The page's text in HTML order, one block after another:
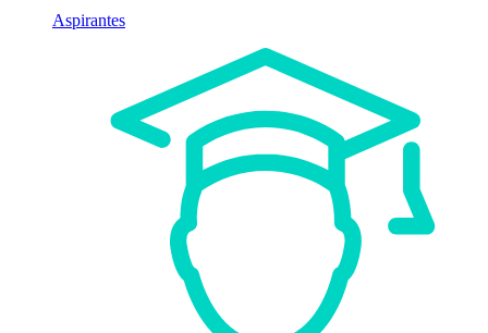
Aspirantes